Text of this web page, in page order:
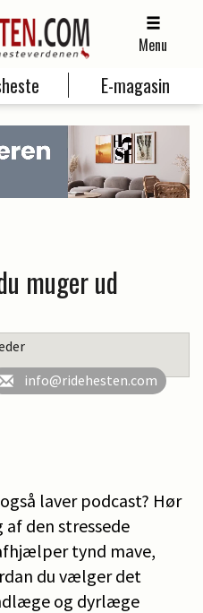
Menu
E-magasin
muger ud
info@ridehesten.com
laver podcast? Hør
den stressede
tynd mave,
du vælger det
og dyrlæge